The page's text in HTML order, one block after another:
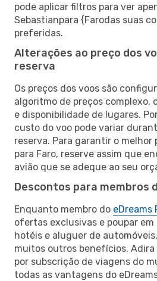
pode aplicar filtros para ver
Sebastianpara {Farodas suas
preferidas.
Alterações ao preço dos
reserva
Os preços dos voos são
algoritmo de preços complexo,
e disponibilidade de lugares.
custo do voo pode variar
reserva. Para garantir o melhor
para Faro, reserve assim que
avião que se adeque ao seu
Descontos para membros
Enquanto membro do eDreams
ofertas exclusivas e poupar
hotéis e aluguer de
muitos outros benefícios.
por subscrição de viagens do
todas as vantagens do